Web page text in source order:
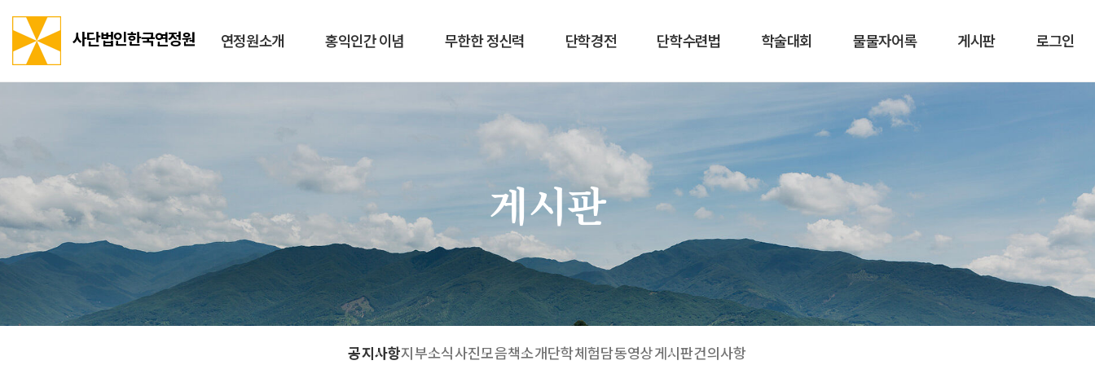
사단법인한국연정원 연정원소개 홍익인간 이념 무한한 정신력 단학경전 단학수련법 학술대회 물물자어록 게시판 로그인
게시판
공지사항지부소식사진모음책소개단학체험담동영상게시판건의사항